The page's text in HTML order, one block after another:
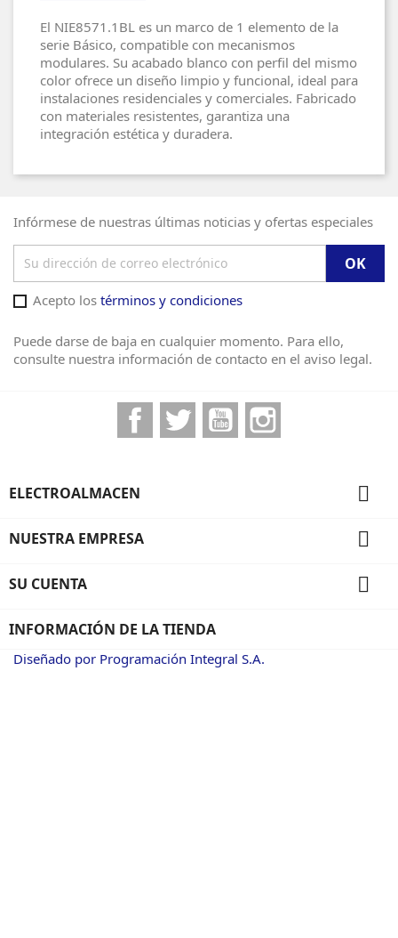
El NIE8571.1BL es un marco de 1 elemento de la
serie Básico, compatible con mecanismos
modulares. Su acabado blanco con perfil del mismo
color ofrece un diseño limpio y funcional, ideal para
instalaciones residenciales y comerciales. Fabricado
con materiales resistentes, garantiza una
integración estética y duradera.
Infórmese de nuestras últimas noticias y ofertas especiales
Acepto los términos y condiciones
Puede darse de baja en cualquier momento. Para ello,
consulte nuestra información de contacto en el aviso legal.
FacebookTwitter YouTube
ELECTROALMACEN 
NUESTRA EMPRESA 
SU CUENTA 
INFORMACIÓN DE LA TIENDA
Diseñado por Programación Integral S.A.